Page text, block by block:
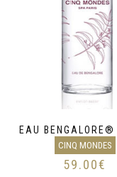
EAU BENGALORE®
CINQ MONDES
59.00€